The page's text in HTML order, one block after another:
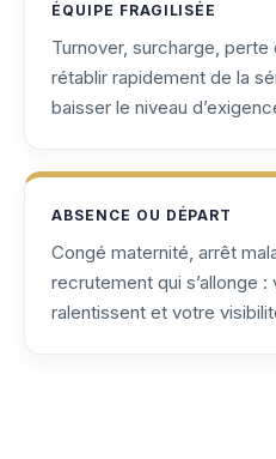
ÉQUIPE FRAGILISÉE
Turnover, surcharge,
rétablir rapidement de la
baisser le niveau
ABSENCE OU DÉPART
Congé maternité, arrêt
recrutement qui s’allonge
ralentissent et votre